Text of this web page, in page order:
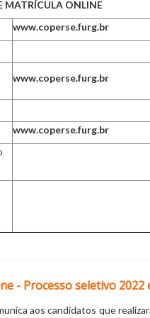
MATRÍCULA ONLINE
www.coperse.furg.br
www.coperse.furg.br
www.coperse.furg.br
- Processo seletivo
aos candidatos que